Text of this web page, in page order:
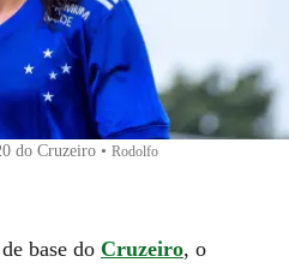
do Cruzeiro • Rodolfo
base do Cruzeiro, o